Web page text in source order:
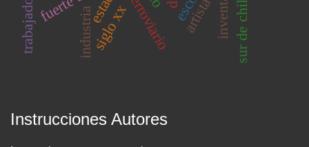
siglo xx sur de chile
industria artista
Instrucciones Autores